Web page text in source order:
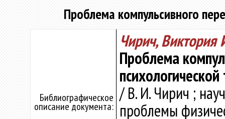
Проблема компульсивного
Библиографическое
описание документа:
Чирич, Виктория
Проблема
/ В. И. Чирич ;
проблемы